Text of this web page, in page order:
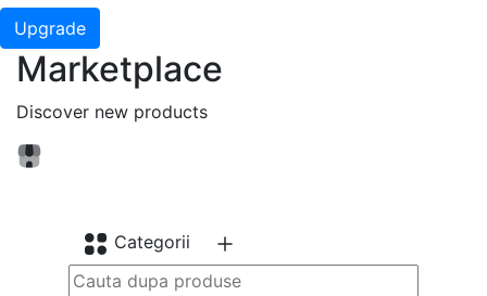
Upgrade
Marketplace
Discover new products
Categorii